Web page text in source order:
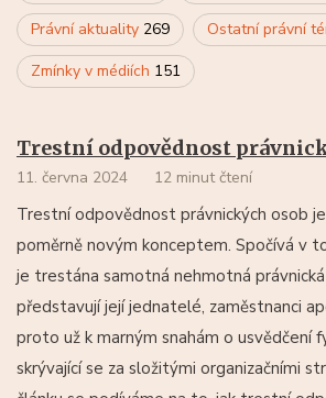
Právní aktuality 269 Ostatní právní
Zmínky v médiích 151
Trestní odpovědnost
11. června 2024 12 minut čtení
Trestní odpovědnost právnických osob
poměrně novým konceptem. Spočívá v
je trestána samotná nehmotná
představují její jednatelé, zaměstnanci
proto už k marným snahám o usvědčení
skrývající se za složitými organizačními